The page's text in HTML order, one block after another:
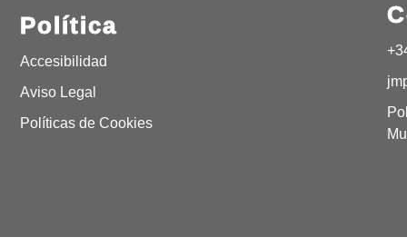
Política
Accesibilidad
Aviso Legal
Políticas de Cookies